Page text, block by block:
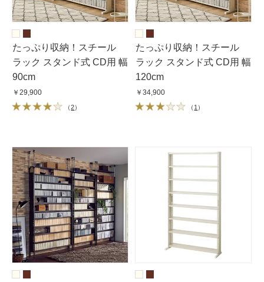
たっぷり収納！スチール
ラック スタンド式 CD用 幅
90cm
￥29,900
（2）
たっぷり収納！スチール
ラック スタンド式 CD用 幅
120cm
￥34,900
（ 1 ）